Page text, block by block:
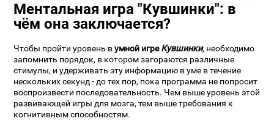
Ментальная игра "Кувшинки": в
чём она заключается?
Чтобы пройти уровень вумной игреКувшинки, необходимо
запомнить порядок, в котором загораются различные
стимулы, и удерживать эту информацию в уме в течение
нескольких секунд - до тех пор, пока программа не попросит
воспроизвести последовательность. Чем выше уровень этой
развивающей игры для мозга, тем выше требования к
когнитивным способностям.